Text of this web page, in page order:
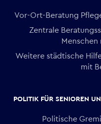
Vor-Ort-Beratung
Zentrale
Weitere städtische
mit
POLITIK FÜR SENIOREN
Politische